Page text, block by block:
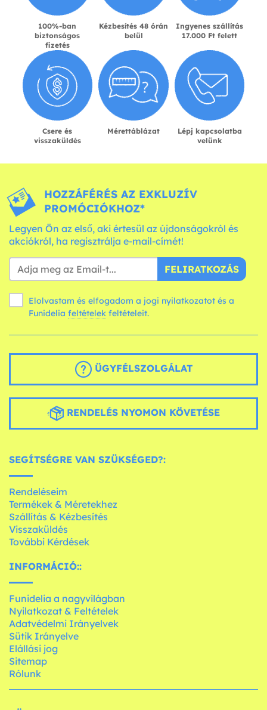
100%-ban
biztonságos
fizetés
Kézbesítés 48 órán
belül
Ingyenes szállítás
17.000 Ft felett
Csere és
visszaküldés
Mérettáblázat
Lépj kapcsolatba
velünk
HOZZÁFÉRÉS AZ EXKLUZÍV
PROMÓCIÓKHOZ*
Legyen Ön az első, aki értesül az újdonságokról és
akciókról, ha regisztrálja e-mail-címét!
FELIRATKOZÁS
Elolvastam és elfogadom a jogi nyilatkozatot és a
Funidelia feltételek feltételeit.
ÜGYFÉLSZOLGÁLAT
RENDELÉS NYOMON KÖVETÉSE
SEGÍTSÉGRE VAN SZÜKSÉGED?:
Rendeléseim
Termékek & Méretekhez
Szállítás & Kézbesítés
Visszaküldés
További Kérdések
INFORMÁCIÓ::
Funidelia a nagyvilágban
Nyilatkozat & Feltételek
Adatvédelmi Irányelvek
Sütik Irányelve
Elállási jog
Sitemap
Rólunk